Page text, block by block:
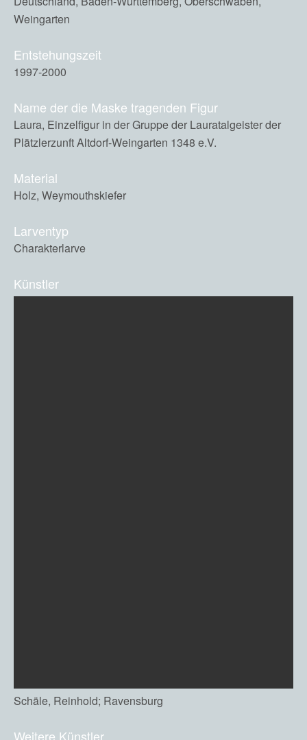
Weingarten
Entstehungszeit
1997-2000
Name der die Maske tragenden Figur
Laura, Einzelfigur in der Gruppe der Lauratalgeister der
Plätzlerzunft Altdorf-Weingarten 1348 e.V.
Material
Holz, Weymouthskiefer
Larventyp
Charakterlarve
Künstler
Schäle, Reinhold; Ravensburg
Weitere Künstler